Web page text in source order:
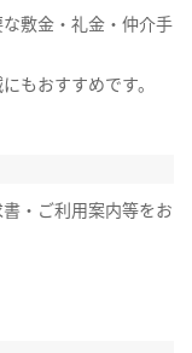
敷金・礼金・仲介手
もおすすめです。
・ご利用案内等をお